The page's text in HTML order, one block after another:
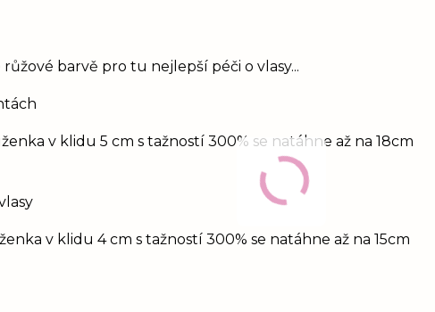
barvě pro tu nejlepší péči o vlasy...
v klidu 5 cm s tažností 300% se natáhne až na 18cm
v klidu 4 cm s tažností 300% se natáhne až na 15cm